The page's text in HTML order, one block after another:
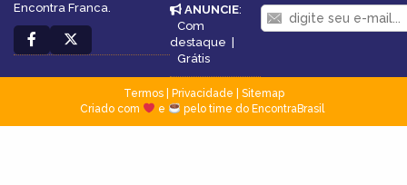
Encontra Franca.
ANUNCIE:
Com
destaque
Grátis
Termos| Privacidade
Sitemap
Criado com
e pelo time do EncontraBrasil